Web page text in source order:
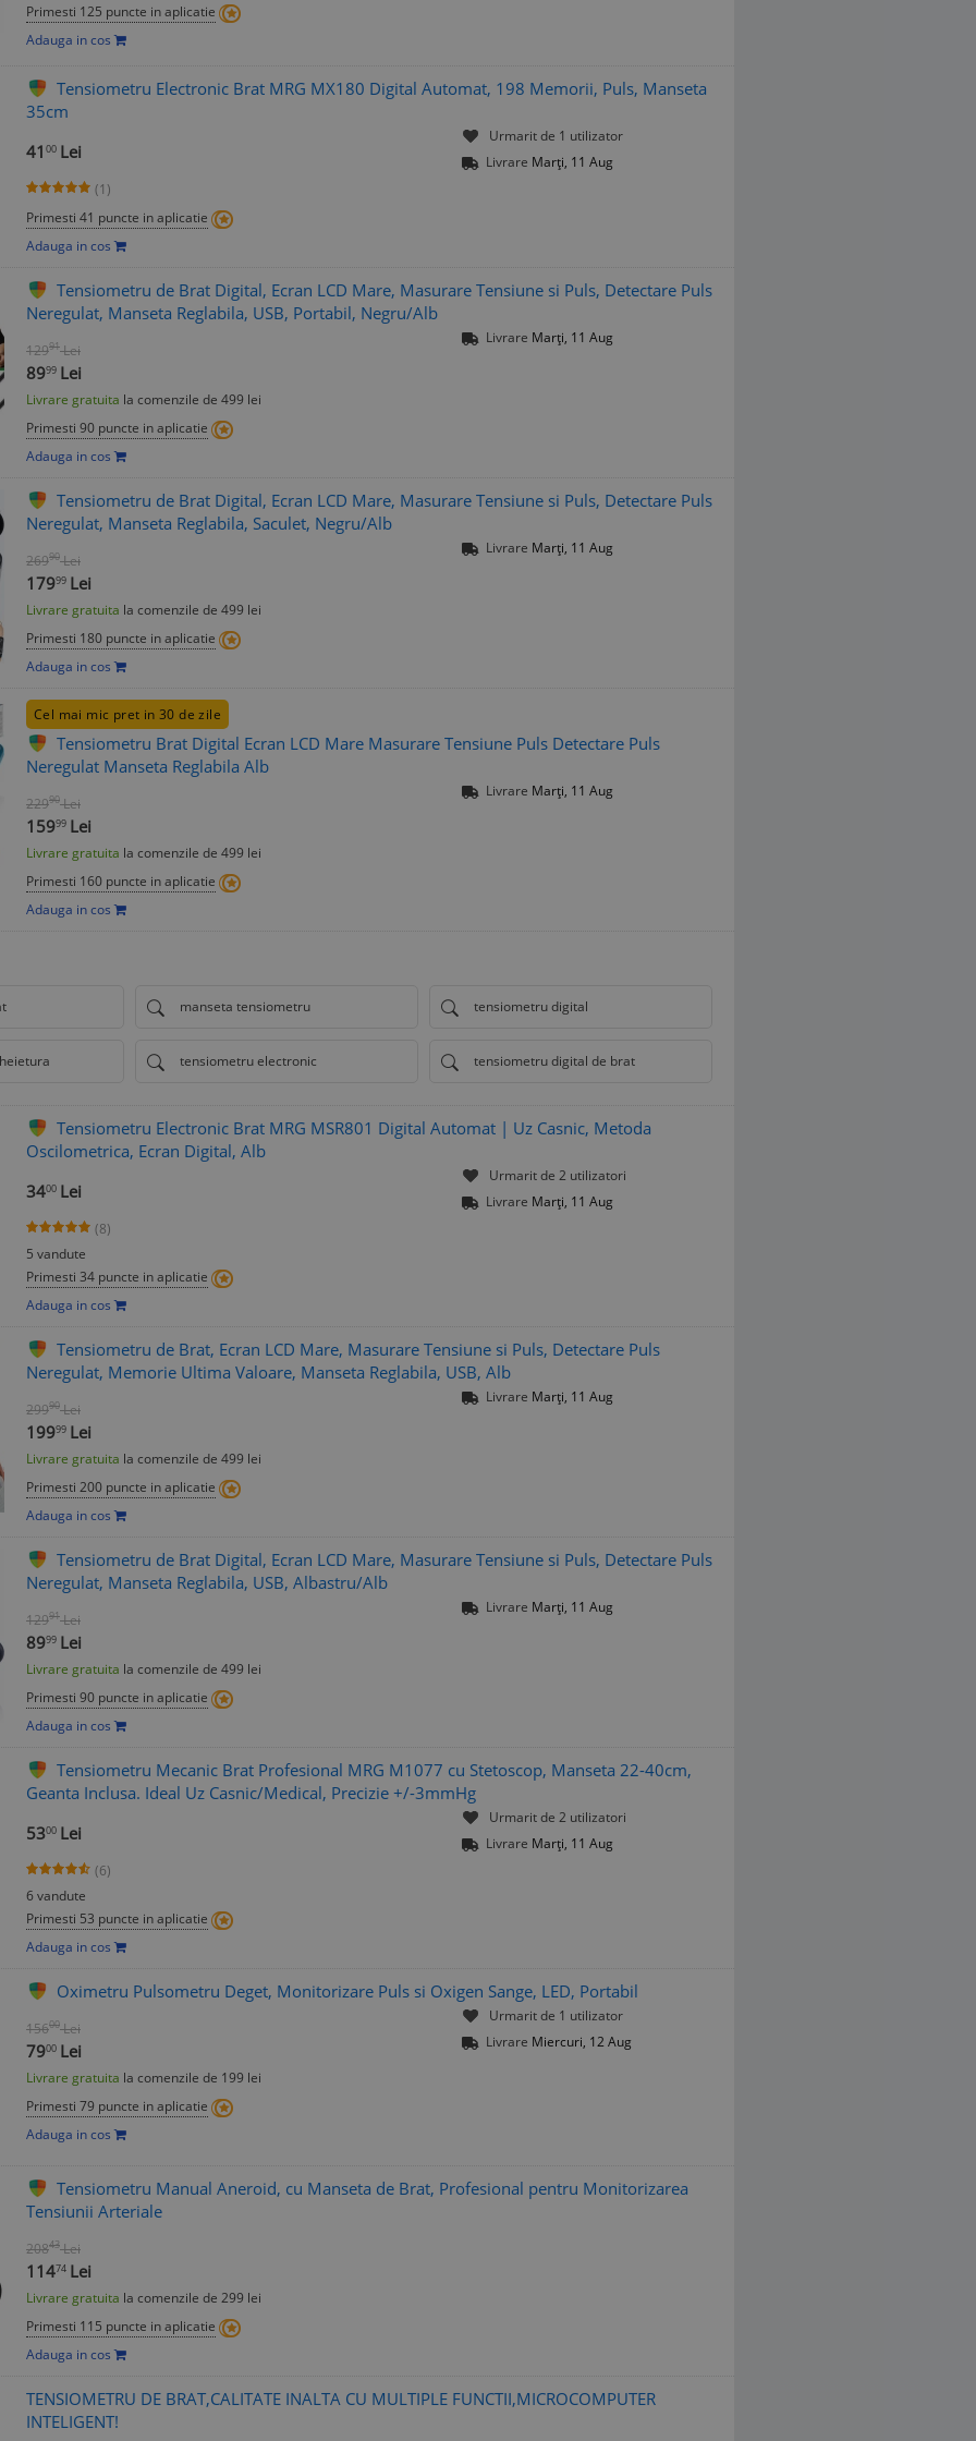
Primesti 125 puncte in aplicatie
Adauga in cos
Tensiometru Electronic Brat MRG MX180 Digital Automat, 198 Memorii, Puls, Manseta
35cm
41 00 Lei
(1)
Primesti 41 puncte in aplicatie
Adauga in cos
Urmarit de 1 utilizator
Livrare Marți, 11 Aug
Tensiometru de Brat Digital, Ecran LCD Mare, Masurare Tensiune si Puls, Detectare Puls
Neregulat, Manseta Reglabila, USB, Portabil, Negru/Alb
12991 Lei
8999 Lei
Livrare gratuita la comenzile de 499 lei
Primesti 90 puncte in aplicatie
Adauga in cos
Livrare Marți, 11 Aug
Tensiometru de Brat Digital, Ecran LCD Mare, Masurare Tensiune si Puls, Detectare Puls
Neregulat, Manseta Reglabila, Saculet, Negru/Alb
26990 Lei
17999 Lei
Livrare gratuita la comenzile de 499 lei
Primesti 180 puncte in aplicatie
Adauga in cos
Livrare Marți, 11 Aug
Cel mai mic pret in 30 de zile
Tensiometru Brat Digital Ecran LCD Mare Masurare Tensiune Puls Detectare Puls
Neregulat Manseta Reglabila Alb
22990 Lei
15999 Lei
Livrare gratuita la comenzile de 499 lei
Primesti 160 puncte in aplicatie
Adauga in cos
Livrare Marți, 11 Aug
manseta tensiometru tensiometru digital
tensiometru electronic tensiometru digital de brat
Tensiometru Electronic Brat MRG MSR801 Digital Automat | Uz Casnic, Metoda
Oscilometrica, Ecran Digital, Alb
3400 Lei
(8)
5 vandute
Primesti 34 puncte in aplicatie
Adauga in cos
Urmarit de 2 utilizatori
Livrare Marți, 11 Aug
Tensiometru de Brat, Ecran LCD Mare, Masurare Tensiune si Puls, Detectare Puls
Neregulat, Memorie Ultima Valoare, Manseta Reglabila, USB, Alb
29990 Lei
19999 Lei
Livrare gratuita la comenzile de 499 lei
Primesti 200 puncte in aplicatie
Adauga in cos
Livrare Marți, 11 Aug
Tensiometru de Brat Digital, Ecran LCD Mare, Masurare Tensiune si Puls, Detectare Puls
Neregulat, Manseta Reglabila, USB, Albastru/Alb
12991 Lei
8999 Lei
Livrare gratuita la comenzile de 499 lei
Primesti 90 puncte in aplicatie
Adauga in cos
Livrare Marți, 11 Aug
Tensiometru Mecanic Brat Profesional MRG M1077 cu Stetoscop, Manseta 22-40cm,
Geanta Inclusa. Ideal Uz Casnic/Medical, Precizie +/-3mmHg
5300 Lei
(6)
6 vandute
Primesti 53 puncte in aplicatie
Adauga in cos
Urmarit de 2 utilizatori
Livrare Marți, 11 Aug
Oximetru Pulsometru Deget, Monitorizare Puls si Oxigen Sange, LED, Portabil
15600 Lei
7900 Lei
Livrare gratuita la comenzile de 199 lei
Primesti 79 puncte in aplicatie
Adauga in cos
Urmarit de 1 utilizator
Livrare Miercuri, 12 Aug
Tensiometru Manual Aneroid, cu Manseta de Brat, Profesional pentru Monitorizarea
Tensiunii Arteriale
20843 Lei
11474 Lei
Livrare gratuita la comenzile de 299 lei
Primesti 115 puncte in aplicatie
Adauga in cos
TENSIOMETRU DE BRAT,CALITATE INALTA CU MULTIPLE FUNCTII,MICROCOMPUTER
INTELIGENT!